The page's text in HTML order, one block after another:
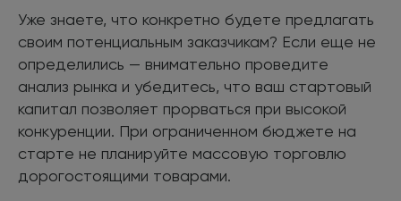
Уже знаете, что конкретно будете предлагать
своим потенциальным заказчикам? Если еще не
определились — внимательно проведите
анализ рынка и убедитесь, что ваш стартовый
капитал позволяет прорваться при высокой
конкуренции. При ограниченном бюджете на
старте не планируйте массовую торговлю
дорогостоящими товарами.